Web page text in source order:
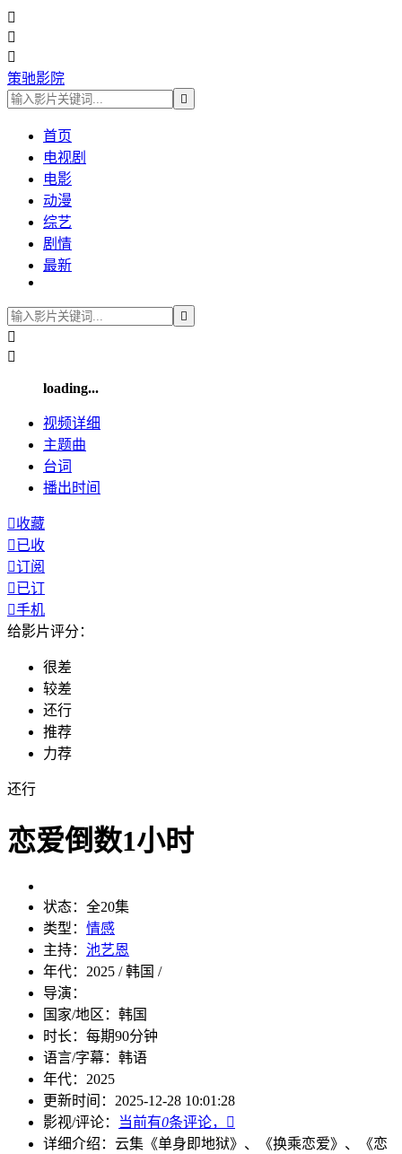



策驰影院

首页
电视剧
电影
动漫
综艺
剧情
最新



loading...
视频详细
主题曲
台词
播出时间
收藏
已收
订阅
已订
手机
给影片评分：
很差
较差
还行
推荐
力荐
还行
恋爱倒数1小时
状态： 全20集
类型： 情感
主持： 池艺恩
年代： 2025 / 韩国 /
导演：
国家/地区： 韩国
时长： 每期90分钟
语言/字幕： 韩语
年代： 2025
更新时间： 2025-12-28 10:01:28
影视/评论：
当前有0条评论，

详细介绍： 云集《单身即地狱》、《换乘恋爱》、《恋